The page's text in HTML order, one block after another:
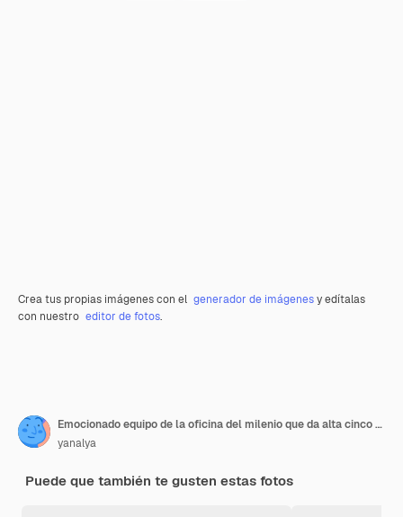
Crea tus propias imágenes con el generador de imágenesy edítalas
con nuestro editor de fotos.
Emocionado equipo de la oficina del milenio que da alta cinco juntos, concepto de trabajo en equipo
yanalya
Puede que también te gusten estas fotos